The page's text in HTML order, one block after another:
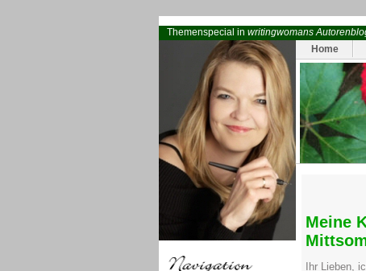
Themenspecial in writingwomans
Home
Meine
Ihr Lieben,